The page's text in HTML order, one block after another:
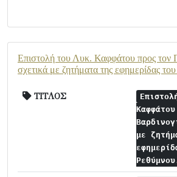
Επιστολή του Λυκ. Καφφάτου προς τον
σχετικά με ζητήματα της εφημερίδας
ΤΙΤΛΟΣ
με